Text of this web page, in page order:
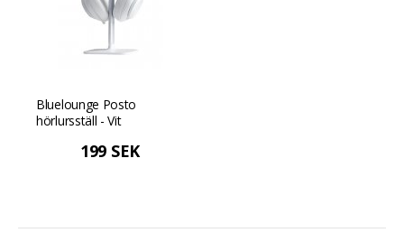
Bluelounge Posto
hörlursställ - Vit
199 SEK